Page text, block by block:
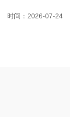
时间：2026-07-24